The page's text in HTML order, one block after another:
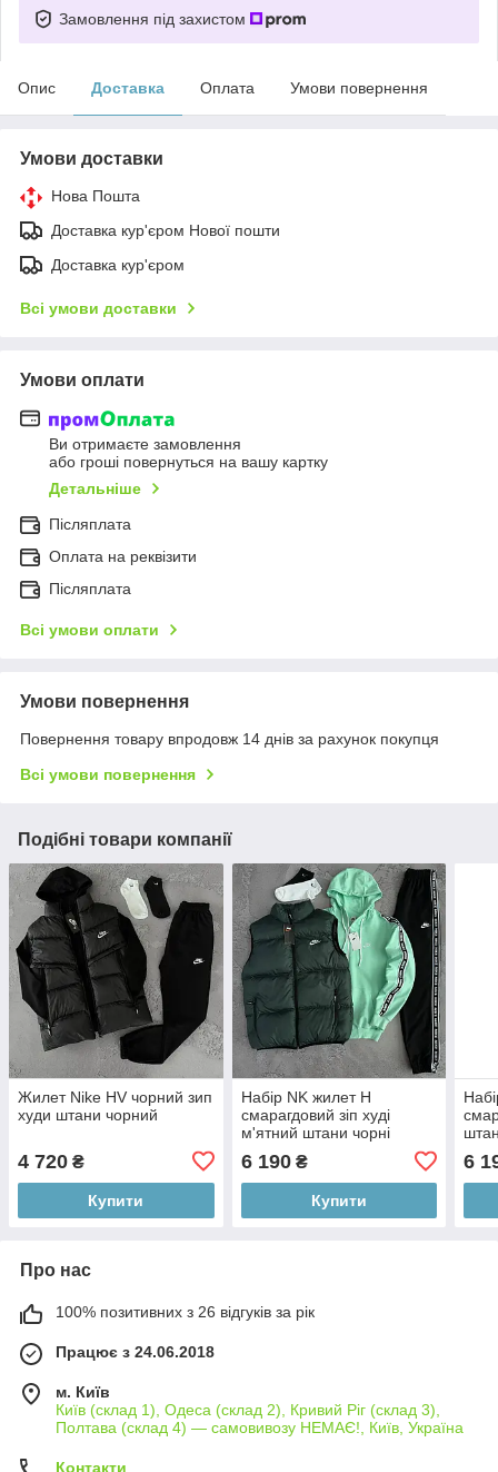
Замовлення під захистом
Опис Доставка Оплата Умови повернення
Умови доставки
Нова Пошта
Доставка кур'єром Нової пошти
Доставка кур'єром
Всі умови доставки
Умови оплати
Ви отримаєте замовлення
або гроші повернуться на вашу картку
Детальніше
Післяплата
Оплата на реквізити
Післяплата
Всі умови оплати
Умови повернення
Повернення товару впродовж 14 днів за рахунок покупця
Всі умови повернення
Подібні товари компанії
Жилет Nike HV чорний зип
худи штани чорний
4 720 ₴
Купити
Набір NK жилет Н
смарагдовий зіп худі
м'ятний штани чорні
6 190₴
Купити
6
Про нас
100% позитивних з 26 відгуків за рік
Працює з 24.06.2018
м. Київ
Київ (склад 1), Одеса (склад 2), Кривий Ріг (склад 3),
Полтава (склад 4) — самовивозу НЕМАЄ!, Київ, Україна
Контакти